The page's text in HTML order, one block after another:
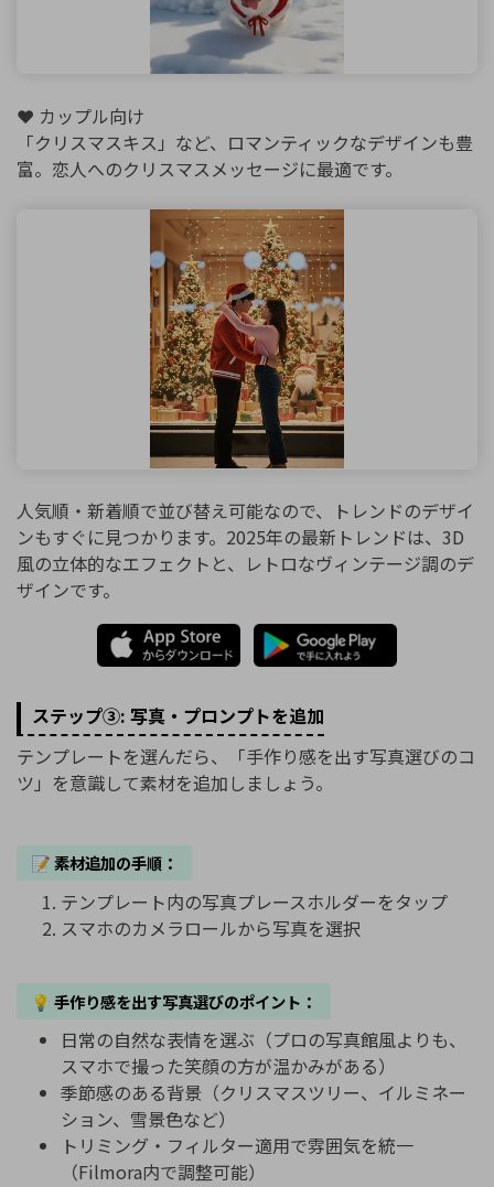
❤️ カップル向け
「クリスマスキス」など、ロマンティックなデザインも豊
富。恋人へのクリスマスメッセージに最適です。
人気順・新着順で並び替え可能なので、トレンドのデザイ
ンもすぐに見つかります。2025年の最新トレンドは、3D
風の立体的なエフェクトと、レトロなヴィンテージ調のデ
ザインです。
ステップ③: 写真・プロンプトを追加
テンプレートを選んだら、「手作り感を出す写真選びのコ
ツ」を意識して素材を追加しましょう。
📝 素材追加の手順：
テンプレート内の写真プレースホルダーをタップ
スマホのカメラロールから写真を選択
💡 手作り感を出す写真選びのポイント：
日常の自然な表情を選ぶ（プロの写真館風よりも、
スマホで撮った笑顔の方が温かみがある）
季節感のある背景（クリスマスツリー、イルミネー
ション、雪景色など）
トリミング・フィルター適用で雰囲気を統一
（Filmora内で調整可能）